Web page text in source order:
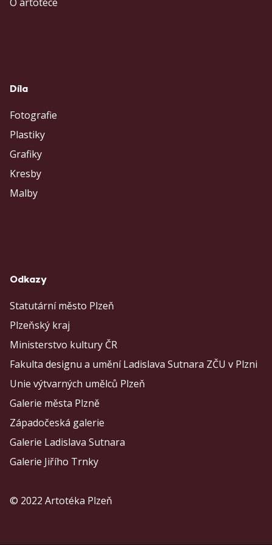
Díla
Fotografie
Plastiky
Grafiky
Kresby
Malby
Odkazy
Statutární město Plzeň
Plzeňský kraj
Ministerstvo kultury ČR
Fakulta designu a umění Ladislava Sutnara ZČU v Plzni
Unie výtvarných umělců Plzeň
Galerie města Plzně
Západočeská galerie
Galerie Ladislava Sutnara
Galerie Jiřího Trnky
© 2022 Artotéka Plzeň